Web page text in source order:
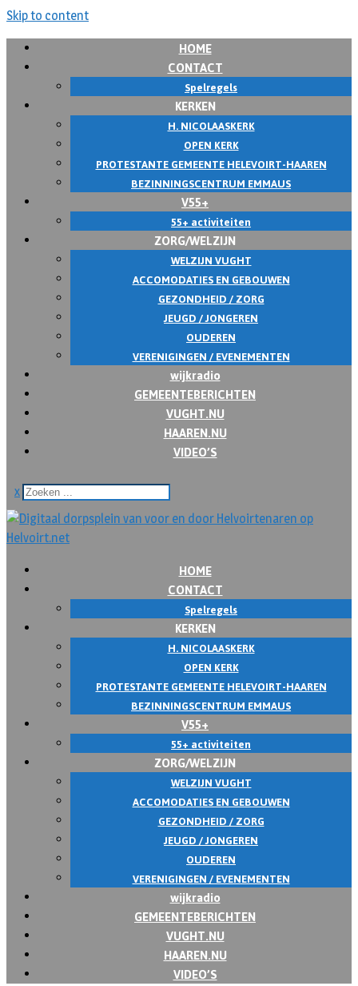
Skip to content
HOME
CONTACT
Spelregels
KERKEN
H. NICOLAASKERK
OPEN KERK
PROTESTANTE GEMEENTE HELEVOIRT-HAAREN
BEZINNINGSCENTRUM EMMAUS
V55+
55+ activiteiten
ZORG/WELZIJN
WELZIJN VUGHT
ACCOMODATIES EN GEBOUWEN
GEZONDHEID / ZORG
JEUGD / JONGEREN
OUDEREN
VERENIGINGEN / EVENEMENTEN
wijkradio
GEMEENTEBERICHTEN
VUGHT.NU
HAAREN.NU
VIDEO’S
x
HOME
CONTACT
Spelregels
KERKEN
H. NICOLAASKERK
OPEN KERK
PROTESTANTE GEMEENTE HELEVOIRT-HAAREN
BEZINNINGSCENTRUM EMMAUS
V55+
55+ activiteiten
ZORG/WELZIJN
WELZIJN VUGHT
ACCOMODATIES EN GEBOUWEN
GEZONDHEID / ZORG
JEUGD / JONGEREN
OUDEREN
VERENIGINGEN / EVENEMENTEN
wijkradio
GEMEENTEBERICHTEN
VUGHT.NU
HAAREN.NU
VIDEO’S